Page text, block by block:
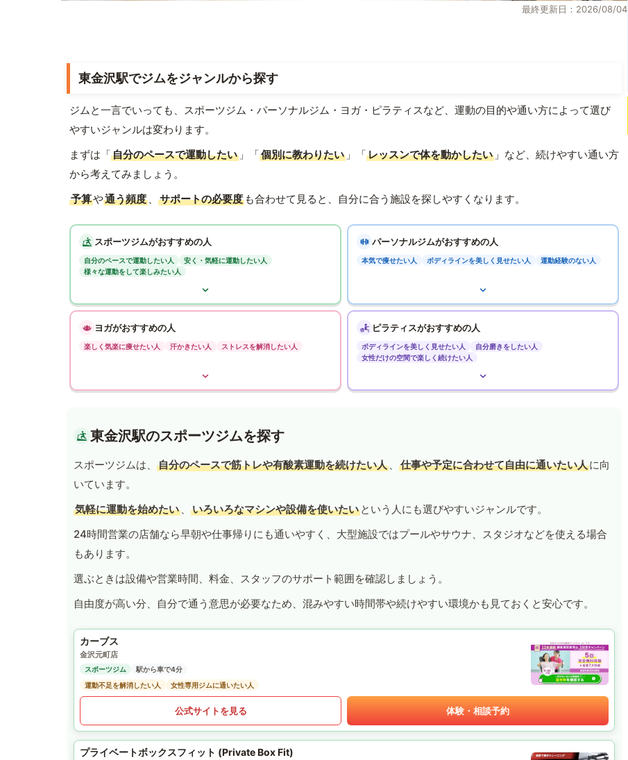
最終更新日：2026/08/04
東金沢駅でジムをジャンルから探す
ジムと一言でいっても、スポーツジム・パーソナルジム・ヨガ・ピラティスなど、運動の目的や通い方によって選び
やすいジャンルは変わります。
まずは「自分のペースで運動したい 」「個別に教わりたい 」「レッスンで体を動かしたい 」など、続けやすい通い方
から考えてみましょう。
予算や通う頻度 、 サポートの必要度 も合わせて見ると、自分に合う施設を探しやすくなります。
スポーツジムがおすすめの人
自分のペースで運動したい人
安く・気軽に運動したい人
様々な運動をして楽しみたい人
パーソナルジムがおすすめの人
本気で痩せたい人 ボディラインを美しく見せたい人 運動経験のない人
ヨガがおすすめの人
楽しく気楽に痩せたい人 汗かきたい人 ストレスを解消したい人
ピラティスがおすすめの人
ボディラインを美しく見せたい人
自分磨きをしたい人
女性だけの空間で楽しく続けたい人
東金沢駅のスポーツジムを探す
スポーツジムは、 自分のペースで筋トレや有酸素運動を続けたい人 、 仕事や予定に合わせて自由に通いたい人に向
いています。
気軽に運動を始めたい 、 いろいろなマシンや設備を使いたい という人にも選びやすいジャンルです。
24時間営業の店舗なら早朝や仕事帰りにも通いやすく、大型施設ではプールやサウナ、スタジオなどを使える場合
もあります。
選ぶときは設備や営業時間、料金、スタッフのサポート範囲を確認しましょう。
自由度が高い分、自分で通う意思が必要なため、混みやすい時間帯や続けやすい環境かも見ておくと安心です。
カーブス
金沢元町店
スポーツジム
駅から車で4分
運動不足を解消したい人
女性専用ジムに通いたい人
公式サイトを見る 体験・相談予約
プライベートボックスフィット (Private Box Fit)